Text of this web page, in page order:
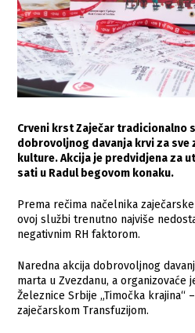
Crveni krst Zaječar tradicionalno
dobrovoljnog davanja krvi za sve
kulture. Akcija je predvidjena za
sati u Radul begovom konaku.
Prema rečima načelnika
ovoj službi trenutno najviše
negativnim RH faktorom.
Naredna akcija dobrovoljnog
marta u Zvezdanu, a organizovaće
Železnice Srbije „Timočka krajina“
zaječarskom Transfuzijom.